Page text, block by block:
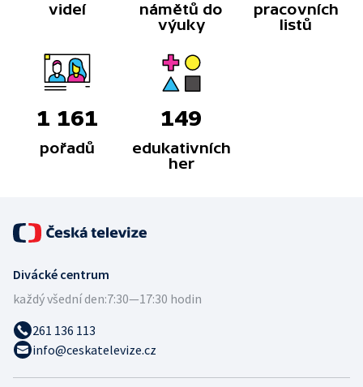
videí
námětů do
výuky
pracovních
listů
1 161
pořadů
149
edukativních
her